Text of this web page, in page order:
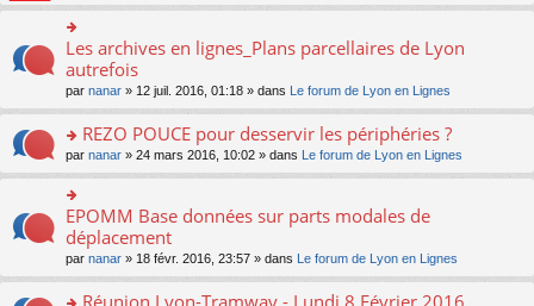
e
nt
u
s
ré
c
e
nt
le
pl
u
s
e
nt
e
n
o
lu
le
pl
u
s
c
nt
s
g
e
n
o
lu
le
pl
u
s
ré
e
le
m
s
a
e
n
o
n
lu
le
pl
u
s
ré
n
s
ult
er
le
m
e
s
a
e
n
o
n
n
ult
er
le
m
e
s
s
a
g
e
n
o
Les archives en lignes_Plans parcellaires de Lyon
autrefois
par nanar » 12 juil. 2016, 01:18 » dans Le forum de Lyon en Lignes
o
n
s
ult
er
le
m
e
s
REZO POUCE pour desservir les périphéries ?
par nanar » 24 mars 2016, 10:02 » dans Le forum de Lyon en Lignes
o
n
ult
er
EPOMM Base données sur parts modales de
déplacement
par nanar » 18 févr. 2016, 23:57 » dans Le forum de Lyon en Lignes